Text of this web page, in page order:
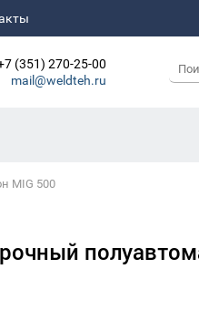
(351) 270-25-00
mail@weldteh.ru
MIG 500